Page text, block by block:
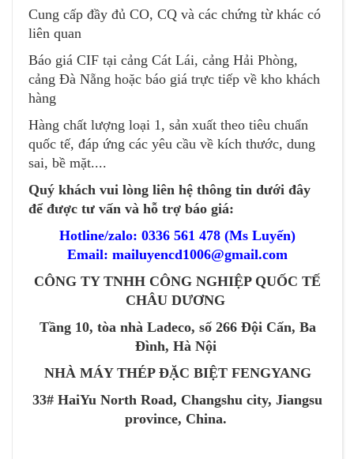
Cung cấp đầy đủ CO, CQ và các chứng từ khác có
liên quan
Báo giá CIF tại cảng Cát Lái, cảng Hải Phòng,
cảng Đà Nẵng hoặc báo giá trực tiếp về kho khách
hàng
Hàng chất lượng loại 1, sản xuất theo tiêu chuẩn
quốc tế, đáp ứng các yêu cầu về kích thước, dung
sai, bề mặt....
Quý khách vui lòng liên hệ thông tin dưới đây
để được tư vấn và hỗ trợ báo giá:
Hotline/zalo: 0336 561 478 (Ms Luyến)
Email: mailuyencd1006@gmail.com
CÔNG TY TNHH CÔNG NGHIỆP QUỐC TẾ
CHÂU DƯƠNG
Tầng 10, tòa nhà Ladeco, số 266 Đội Cấn, Ba
Đình, Hà Nội
NHÀ MÁY THÉP ĐẶC BIỆT FENGYANG
33# HaiYu North Road, Changshu city, Jiangsu
province, China.